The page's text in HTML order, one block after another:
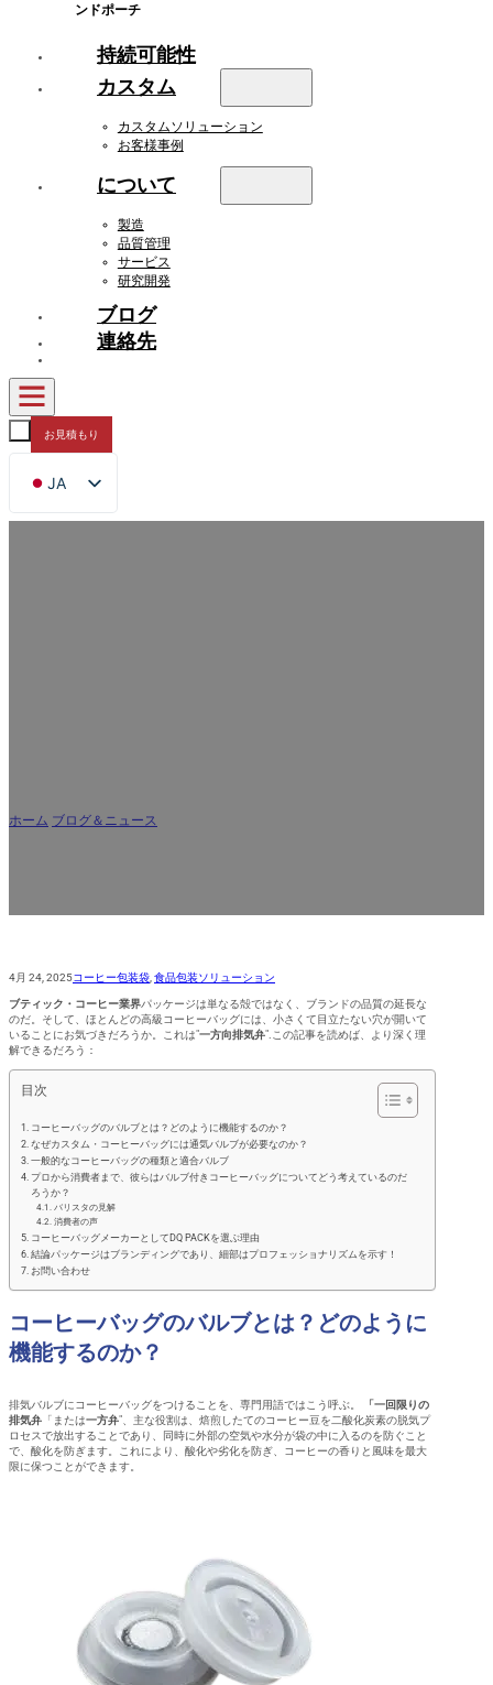
ンドポーチ
持続可能性
カスタム
カスタムソリューション
お客様事例
について
製造
品質管理
サービス
研究開発
ブログ
連絡先
お見積もり
JA
EN
ホーム ブログ＆ニュース
4月 24, 2025コーヒー包装袋 食品包装ソリューション
ブティック・コーヒー業界パッケージは単なる殻ではなく、ブランドの品質の延長な
のだ。そして、ほとんどの高級コーヒーバッグには、小さくて目立たない穴が開いて
いることにお気づきだろうか。これは"一方向排気弁".この記事を読めば、より深く理
解できるだろう：
目次
コーヒーバッグのバルブとは？どのように機能するのか？
なぜカスタム・コーヒーバッグには通気バルブが必要なのか？
一般的なコーヒーバッグの種類と適合バルブ
プロから消費者まで、彼らはバルブ付きコーヒーバッグについてどう考えているのだ
ろうか？
バリスタの見解
消費者の声
コーヒーバッグメーカーとしてDQ PACKを選ぶ理由
結論パッケージはブランディングであり、細部はプロフェッショナリズムを示す！
お問い合わせ
コーヒーバッグのバルブとは？どのように
機能するのか？
排気バルブにコーヒーバッグをつけることを、専門用語ではこう呼ぶ。
「一回限りの
排気弁 「または一方弁"、主な役割は、焙煎したてのコーヒー豆を二酸化炭素の脱気プ
ロセスで放出することであり、同時に外部の空気や水分が袋の中に入るのを防ぐこと
で、酸化を防ぎます。これにより、酸化や劣化を防ぎ、コーヒーの香りと風味を最大
限に保つことができます。